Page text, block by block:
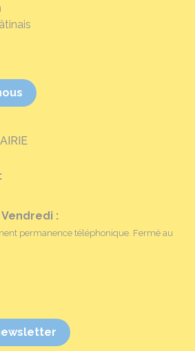
:
permanence téléphonique. Fermé au